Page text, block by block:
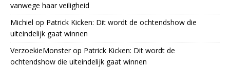
vanwege haar veiligheid
Michiel op Patrick Kicken: Dit wordt de ochtendshow die
uiteindelijk gaat winnen
VerzoekieMonsterop Patrick Kicken: Dit wordt de
ochtendshow die uiteindelijk gaat winnen